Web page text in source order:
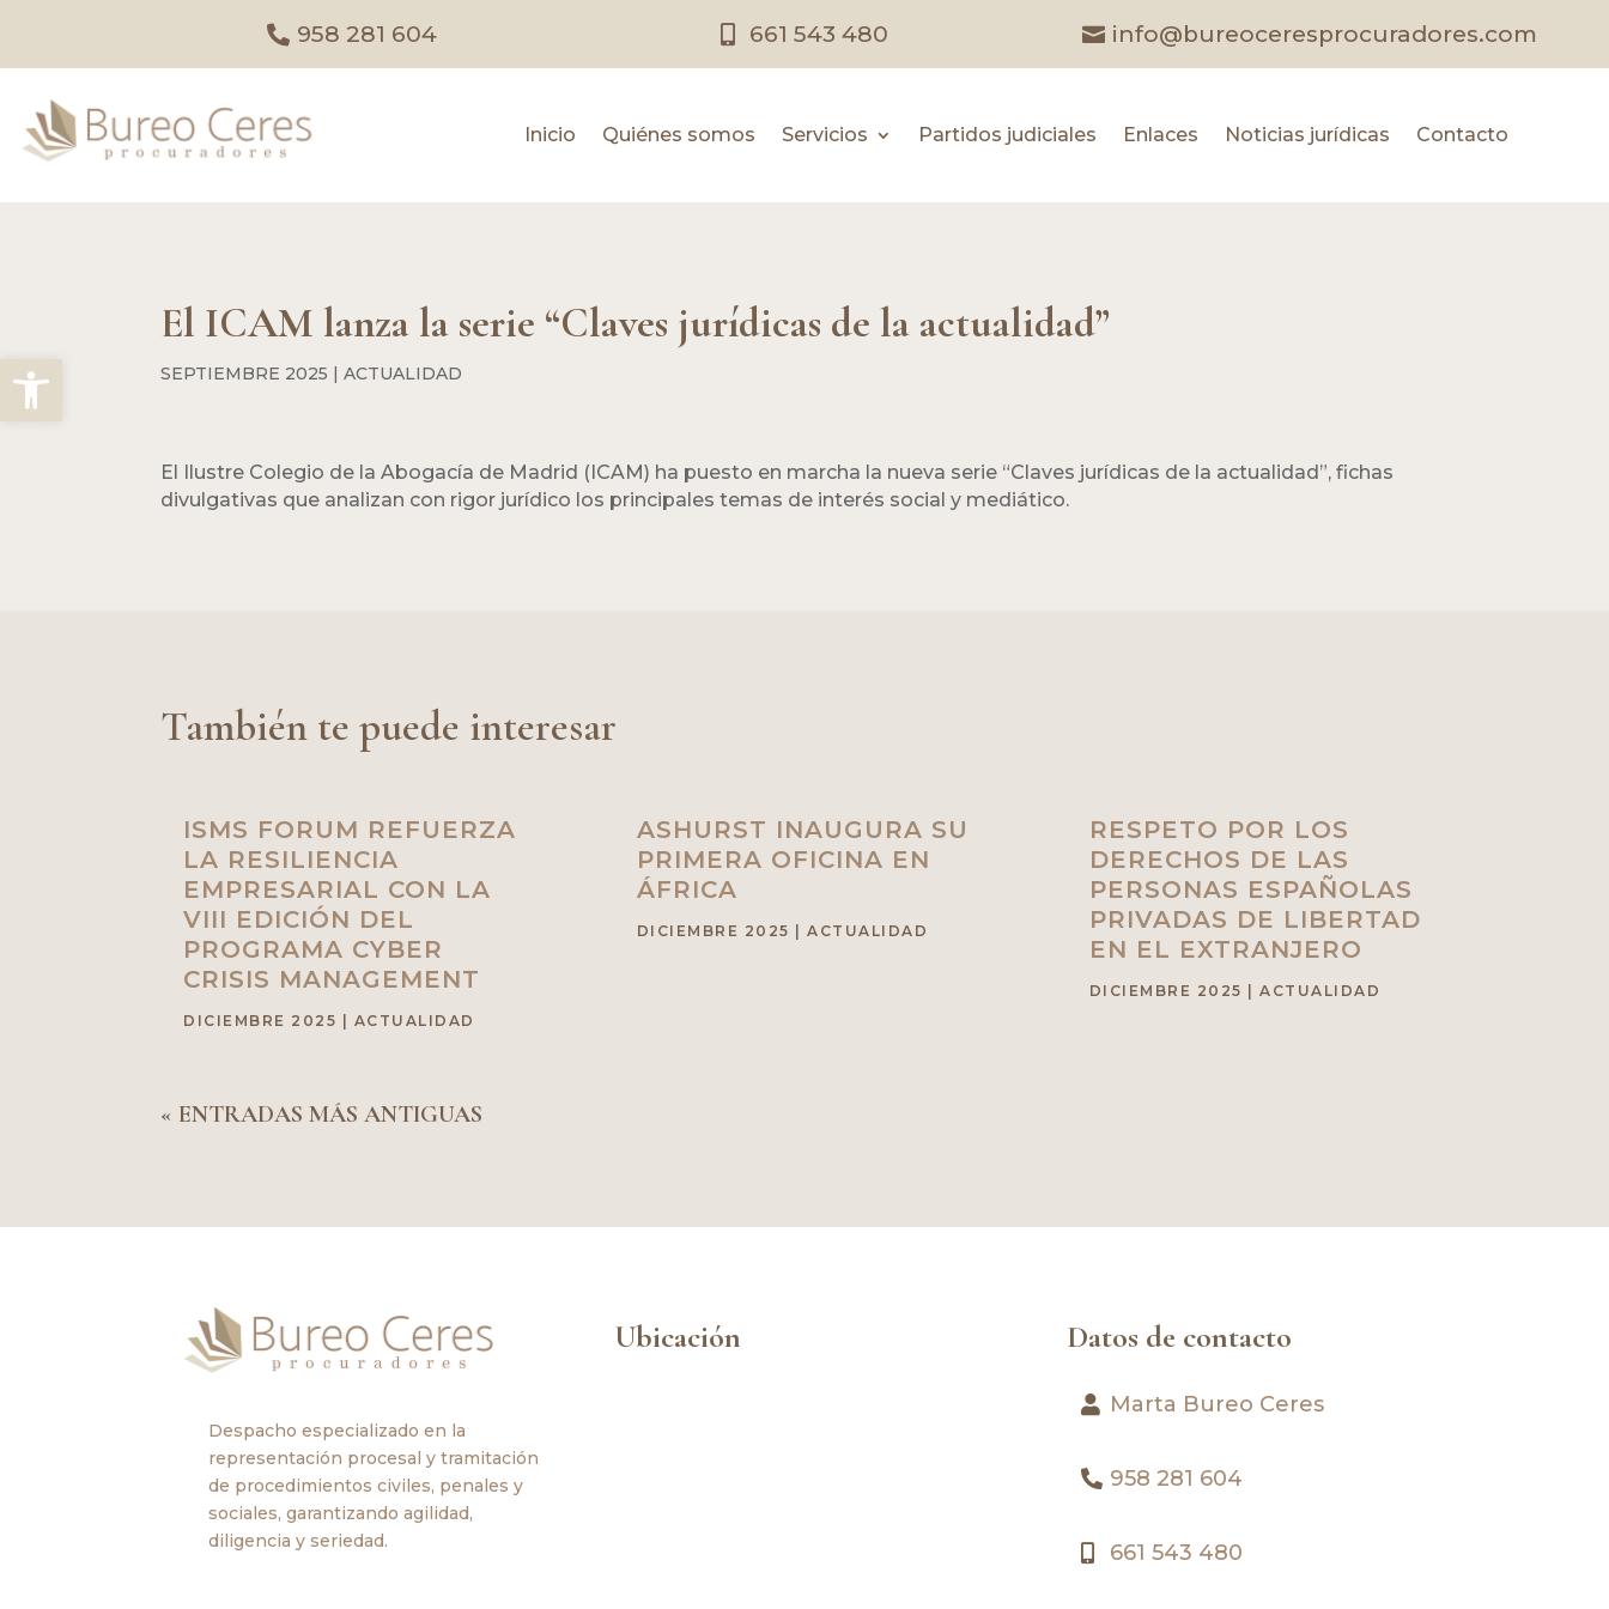
Abrir barra de herramientas
958 281 604 661 543 480 info@bureoceresprocuradores.com
Inicio Quiénes somos Servicios Partidos judiciales Enlaces Noticias jurídicas Contacto
El ICAM lanza la serie “Claves jurídicas de la actualidad”
SEPTIEMBRE 2025 |ACTUALIDAD
El Ilustre Colegio de la Abogacía de Madrid (ICAM) ha puesto en marcha la nueva serie “Claves jurídicas de la actualidad”, fichas
divulgativas que analizan con rigor jurídico los principales temas de interés social y mediático.
También te puede interesar
ISMS FORUM REFUERZA
LA RESILIENCIA
EMPRESARIAL CON LA
VIII EDICIÓN DEL
PROGRAMA CYBER
CRISIS MANAGEMENT
DICIEMBRE 2025 ACTUALIDAD
ASHURST INAUGURA SU
PRIMERA OFICINA EN
ÁFRICA
DICIEMBRE 2025 ACTUALIDAD
RESPETO POR LOS
DERECHOS DE LAS
PERSONAS ESPAÑOLAS
PRIVADAS DE LIBERTAD
EN EL EXTRANJERO
DICIEMBRE 2025 |ACTUALIDAD
« ENTRADAS MÁS ANTIGUAS
Despacho especializado en la
representación procesal y tramitación
de procedimientos civiles, penales y
sociales, garantizando agilidad,
diligencia y seriedad.
Ubicación Datos de contacto
Marta Bureo Ceres
958 281 604
661 543 480